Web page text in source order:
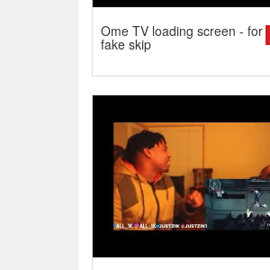
Ome TV loading screen - for
fake skip